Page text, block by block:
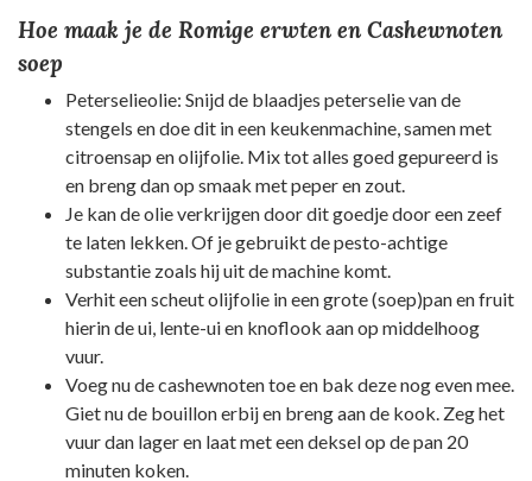
Hoe maak je de Romige erwten en Cashewnoten
soep
Peterselieolie: Snijd de blaadjes peterselie van de
stengels en doe dit in een keukenmachine, samen met
citroensap en olijfolie. Mix tot alles goed gepureerd is
en breng dan op smaak met peper en zout.
Je kan de olie verkrijgen door dit goedje door een zeef
te laten lekken. Of je gebruikt de pesto-achtige
substantie zoals hij uit de machine komt.
Verhit een scheut olijfolie in een grote (soep)pan en fruit
hierin de ui, lente-ui en knoflook aan op middelhoog
vuur.
Voeg nu de cashewnoten toe en bak deze nog even mee.
Giet nu de bouillon erbij en breng aan de kook. Zeg het
vuur dan lager en laat met een deksel op de pan 20
minuten koken.